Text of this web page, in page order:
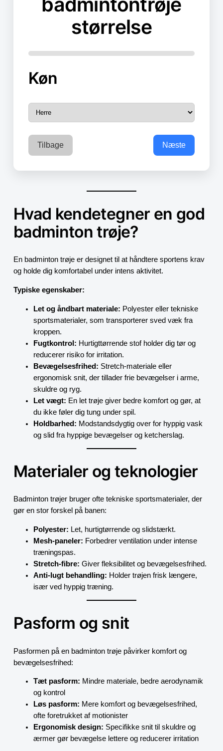
størrelse
Køn
Tilbage Næste
Hvad kendetegner en god
badminton trøje?
En badminton trøje er designet til at håndtere sportens krav
og holde dig komfortabel under intens aktivitet.
Typiske egenskaber:
Let og åndbart materiale: Polyester eller tekniske
sportsmaterialer, som transporterer sved væk fra
kroppen.
Fugtkontrol: Hurtigttørrende stof holder dig tør og
reducerer risiko for irritation.
Bevægelsesfrihed: Stretch-materiale eller
ergonomisk snit, der tillader frie bevægelser i arme,
skuldre og ryg.
Let vægt: En let trøje giver bedre komfort og gør, at
du ikke føler dig tung under spil.
Holdbarhed: Modstandsdygtig over for hyppig vask
og slid fra hyppige bevægelser og ketcherslag.
Materialer og teknologier
Badminton trøjer bruger ofte tekniske sportsmaterialer, der
gør en stor forskel på banen:
Polyester: Let, hurtigtørrende og slidstærkt.
Mesh-paneler: Forbedrer ventilation under intense
træningspas.
Stretch-fibre: Giver fleksibilitet og bevægelsesfrihed.
Anti-lugt behandling: Holder trøjen frisk længere,
især ved hyppig træning.
Pasform og snit
Pasformen på en badminton trøje påvirker komfort og
bevægelsesfrihed:
Tæt pasform: Mindre materiale, bedre aerodynamik
og kontrol
Løs pasform: Mere komfort og bevægelsesfrihed,
ofte foretrukket af motionister
Ergonomisk design: Specifikke snit til skuldre og
ærmer gør bevægelse lettere og reducerer irritation